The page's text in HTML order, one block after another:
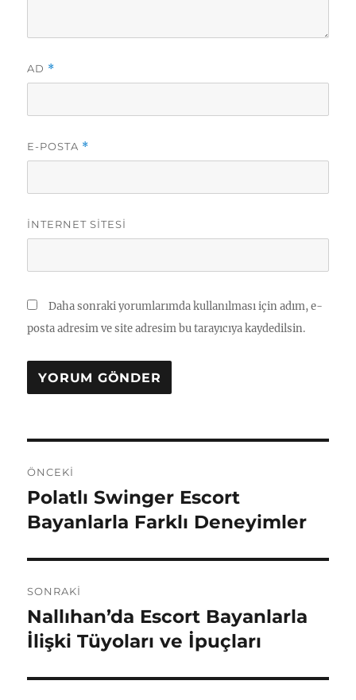
AD *
E-POSTA *
İNTERNET SITESI
Daha sonraki yorumlarımda kullanılması için adım, e-
posta adresim ve site adresim bu tarayıcıya kaydedilsin.
gezinmesi
ÖNCEKI
Önceki
yazı:
Polatlı Swinger Escort
Bayanlarla Farklı Deneyimler
SONRAKI
Sonraki
yazı:
Nallıhan’da Escort Bayanlarla
İlişki Tüyoları ve İpuçları